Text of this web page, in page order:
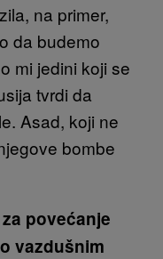
na primer,
da budemo
mi jedini koji se
tvrdi da
Asad, koji ne
bombe
povećanje
vazdušnim